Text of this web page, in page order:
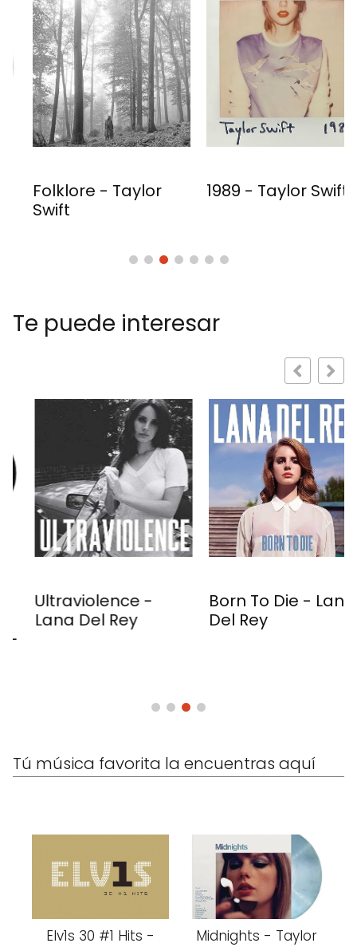
Folklore - Taylor
Swift
1989 - Taylor Swift
Te puede interesar
Ultraviolence -
Lana Del Rey
Born To Die - Lana
Del Rey
Tú música favorita la encuentras aquí
Elv1s 30 #1 Hits -
Midnights - Taylor